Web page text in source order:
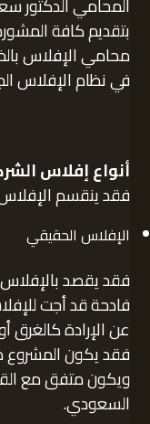
بتقديم كافة
محامي الإفلاس
في نظام الإفلاس
أنواع إفلاس
فقد ينقسم
الإفلاس الحقيقي
فقد يقصد
فادحة قد أجت
عن الإرادة كالغرق
فقد يكون المشروع
ويكون متفق مع
السعودي.